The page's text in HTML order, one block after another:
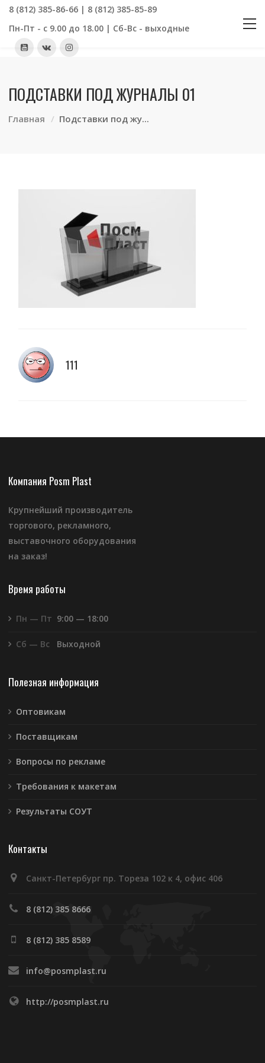
8 (812) 385-86-66 | 8 (812) 385-85-89
Пн-Пт - с 9.00 до 18.00 | Сб-Вс - выходные
ПОДСТАВКИ ПОД ЖУРНАЛЫ 01
Главная Подставки под жу...
111
Компания Posm Plast
Крупнейший производитель
торгового, рекламного,
выставочного оборудования
на заказ!
Время работы
Пн — Пт 9:00 — 18:00
Сб — Вс Выходной
Полезная информация
Оптовикам
Поставщикам
Вопросы по рекламе
Требования к макетам
Результаты СОУТ
Контакты
Санкт-Петербург пр. Тореза 102 к 4, офис 406
8 (812) 385 8666
8 (812) 385 8589
info@posmplast.ru
http://posmplast.ru